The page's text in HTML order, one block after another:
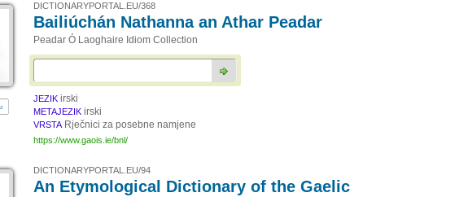
DICTIONARYPORTAL.EU/368
Bailiúchán Nathanna an Athar Peadar
Peadar Ó Laoghaire Idiom Collection
JEZIK irski
METAJEZIK irski
VRSTA Rječnici za posebne namjene
https://www.gaois.ie/bnl/
DICTIONARYPORTAL.EU/94
An Etymological Dictionary of the Gaelic